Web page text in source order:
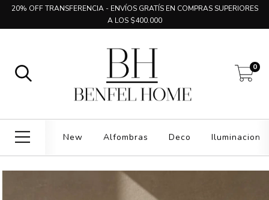
20% OFF TRANSFERENCIA - ENVÍOS GRATÍS EN COMPRAS SUPERIORES
A LOS $400.000
0
New Alfombras Deco Iluminacion